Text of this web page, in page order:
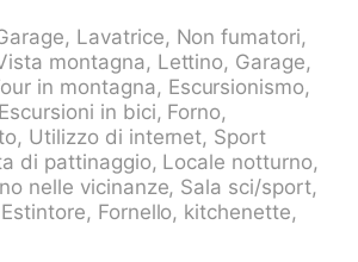
centralizzato, lavatrice (in comune).
(strada di montagna). In
portare le catene da neve, in
4x4. Parcheggio (numero posti
la casa, autorimessa (extra),
800 m. Negozio 500 m, fermata
400 m, stazione ferroviaria
di risalita, piste da sci, pista per
di servizio consegna a
per belle passeggiate direttamente
Lavatrice, Non fumatori,
montagna, Lettino, Garage,
in montagna, Escursionismo,
in bici, Forno,
Utilizzo di internet, Sport
di pattinaggio, Locale notturno,
nelle vicinanze, Sala sci/sport,
Fornello, kitchenette,